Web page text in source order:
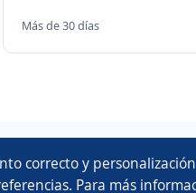
correcto y
Para más
Más de 30 días
Aviso legal